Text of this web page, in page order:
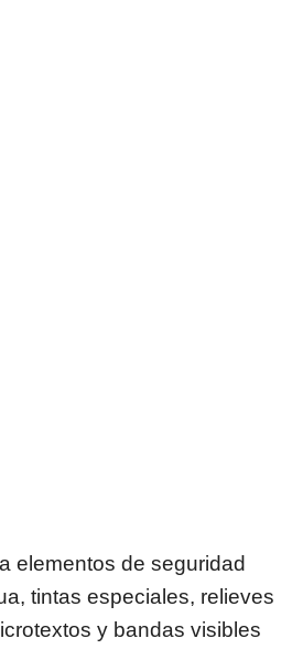
elementos de seguridad
tintas especiales, relieves
y bandas visibles